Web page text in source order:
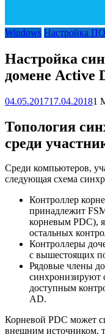
Windows Настройка ПО
Настройка
домене Active
04.05.201717.04.20181
Топология
среди
Среди компьютеров,
следующая схема
Контроллер
принадлежит
корневым PDC),
остальных
Контроллеры
с вышестоящих
Рядовые члены
синхронизируют
доступным
AD.
Корневой PDC может
внешним источником,